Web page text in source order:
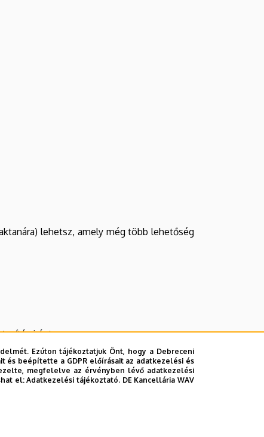
lehetsz, amely még több lehetőség
iránt.
ismereteit szeretné bővíteni.
vizsga letétele javasolt (jelenleg nem
Ezúton tájékoztatjuk Önt, hogy a Debreceni
és beépítette a GDPR előírásait az adatkezelési és
megfelelve az érvényben lévő adatkezelési
el:Adatkezelési tájékoztató. DE Kancellária WAV